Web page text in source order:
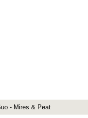
- Mires & Peat